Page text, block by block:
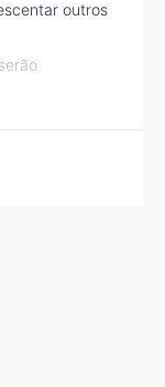
outros